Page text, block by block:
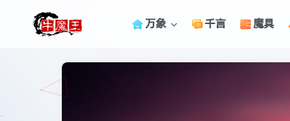
万象 千言 魔具